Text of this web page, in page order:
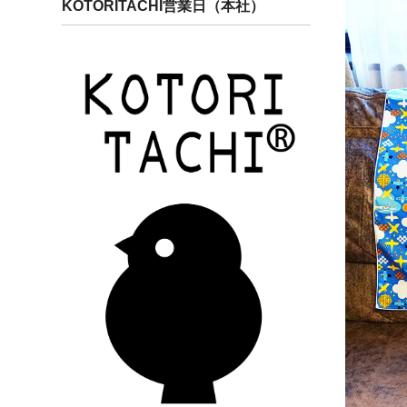
KOTORITACHI営業日（本社）